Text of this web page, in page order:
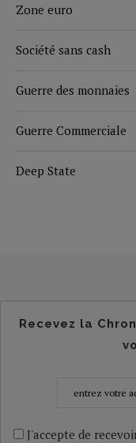
Zone euro
Société sans cash
Guerre des monnaies
Guerre Commerciale
Deep State
Recevez la
J'accepte de